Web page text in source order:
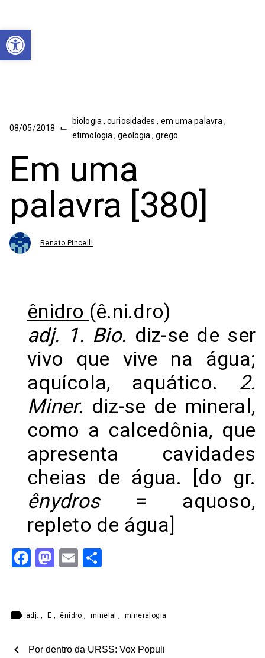
Abrir a barra de ferramentas
08/05/2018 ⌙
biologia ,curiosidades, em uma palavra,
etimologia,geologia,grego
Em uma
palavra [380]
Renato Pincelli
ênidro (ê.ni.dro)
adj. 1. Bio. diz-se de ser
vivo que vive na água;
aquícola, aquático. 2.
Miner. diz-se de mineral,
como a calcedônia, que
apresenta cavidades
cheias de água. [do gr.
ênydros= aquoso,
repleto de água]
Facebook
Mastodon
Email
label adj. , E , ênidro, minelal, mineralogia
chevron_left Por dentro da URSS: Vox Populi